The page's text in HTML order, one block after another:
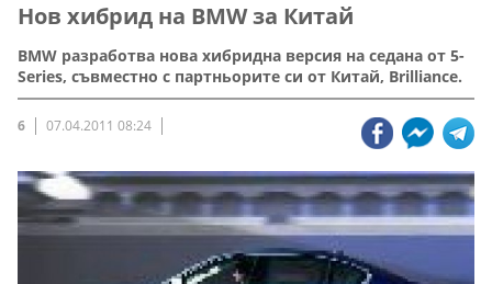
Нов хибрид на BMW за Китай
BMW разработва нова хибридна версия на седана от 5-
Series, съвместно с партньорите си от Китай, Brilliance.
6 07.04.2011 08:24